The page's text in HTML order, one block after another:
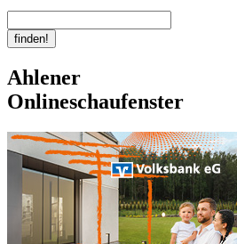
Ahlener
Onlineschaufenster